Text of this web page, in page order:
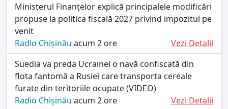
Ministerul Finanțelor explică principalele modificări
propuse la politica fiscală 2027 privind impozitul pe
venit
Radio Chișinău acum 2 ore
Vezi Detalii
Suedia va preda Ucrainei o navă confiscată din
flota fantomă a Rusiei care transporta cereale
furate din teritoriile ocupate (VIDEO)
Radio Chișinău acum 2 ore
Vezi Detalii